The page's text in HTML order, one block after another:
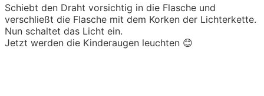
Schiebt den Draht vorsichtig in die Flasche und
verschließt die Flasche mit dem Korken der Lichterkette.
Nun schaltet das Licht ein.
Jetzt werden die Kinderaugen leuchten 😊